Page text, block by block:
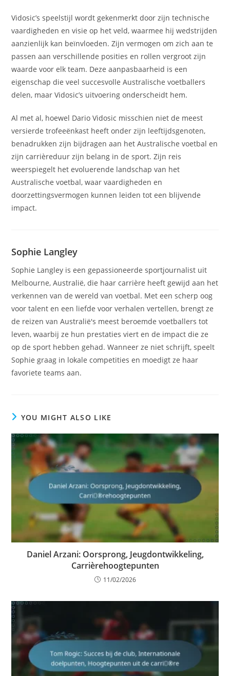
Vidosic’s speelstijl wordt gekenmerkt door zijn technische
vaardigheden en visie op het veld, waarmee hij wedstrijden
aanzienlijk kan beïnvloeden. Zijn vermogen om zich aan te
passen aan verschillende posities en rollen vergroot zijn
waarde voor elk team. Deze aanpasbaarheid is een
eigenschap die veel succesvolle Australische voetballers
delen, maar Vidosic’s uitvoering onderscheidt hem.
Al met al, hoewel Dario Vidosic misschien niet de meest
versierde trofeeënkast heeft onder zijn leeftijdsgenoten,
benadrukken zijn bijdragen aan het Australische voetbal en
zijn carrièreduur zijn belang in de sport. Zijn reis
weerspiegelt het evoluerende landschap van het
Australische voetbal, waar vaardigheden en
doorzettingsvermogen kunnen leiden tot een blijvende
impact.
Sophie Langley
Sophie Langley is een gepassioneerde sportjournalist uit
Melbourne, Australië, die haar carrière heeft gewijd aan het
verkennen van de wereld van voetbal. Met een scherp oog
voor talent en een liefde voor verhalen vertellen, brengt ze
de reizen van Australië's meest beroemde voetballers tot
leven, waarbij ze hun prestaties viert en de impact die ze
op de sport hebben gehad. Wanneer ze niet schrijft, speelt
Sophie graag in lokale competities en moedigt ze haar
favoriete teams aan.
YOU MIGHT ALSO LIKE
Daniel Arzani: Oorsprong, Jeugdontwikkeling,
Carrièrehoogtepunten
11/02/2026